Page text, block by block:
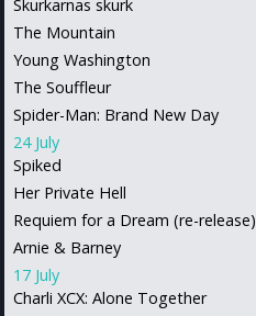
Skurkarnas skurk
The Mountain
Young Washington
The Souffleur
Spider-Man: Brand New Day
24 July
Spiked
Her Private Hell
Requiem for a Dream (re-release)
Arnie & Barney
17 July
Charli XCX: Alone Together